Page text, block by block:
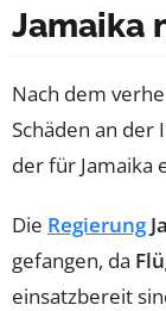
Jamaika
Nach dem
Schäden an
der für Jamaika
Die Regierung
gefangen, da
einsatzbereit